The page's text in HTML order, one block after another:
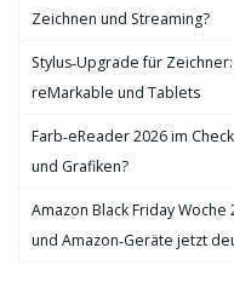
Zeichnen und Streaming?
Stylus‑Upgrade für
reMarkable und Tablets
Farb‑eReader 2026 im
und Grafiken?
Amazon Black Friday
und Amazon‑Geräte jetzt